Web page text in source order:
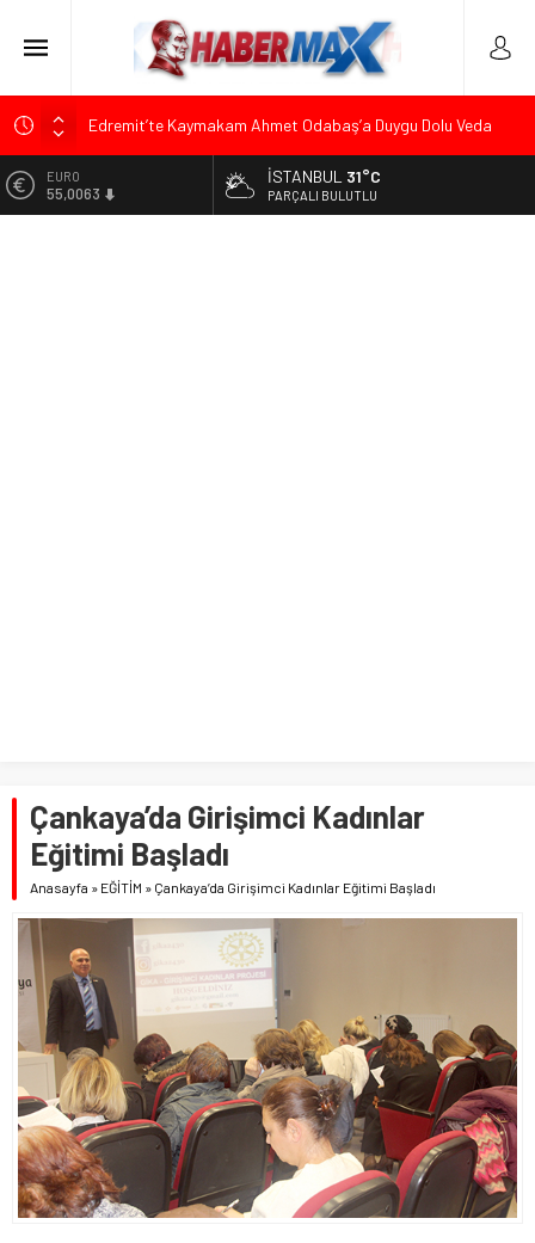
Edremit’te Kaymakam Ahmet Odabaş’a Duygu Dolu Veda
Tarihçi Yusuf Halaçoğlu’ndan TBMM’ye Sunulan Yasa Teklifine
Sert Eleştiri: “Osmanlı’nın Hukuk Anlayışının Gerisine
ALTIN
6.543,59
İSTANBUL 31°C
PARÇALI BULUTLU
Çankaya’da Girişimci Kadınlar
Eğitimi Başladı
Anasayfa » EĞİTİM » Çankaya’da Girişimci Kadınlar Eğitimi Başladı